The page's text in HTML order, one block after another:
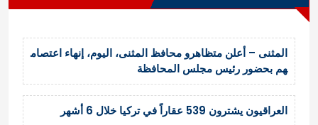
المثنى – أعلن متظاهرو محافظ المثنى، اليوم، إنهاء اعتصام
هم بحضور رئيس مجلس المحافظة
العراقيون يشترون 539 عقاراً في تركيا خلال 6 أشهر